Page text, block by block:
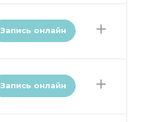
Запись онлайн
Запись онлайн